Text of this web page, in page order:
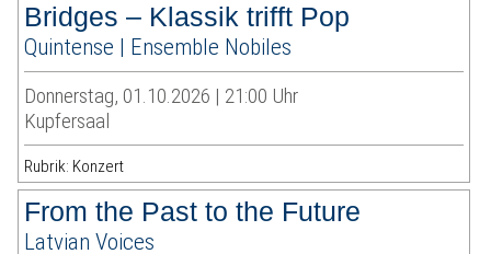
Bridges – Klassik trifft Pop
Quintense | Ensemble Nobiles
Donnerstag, 01.10.2026 | 21:00 Uhr
Kupfersaal
Rubrik: Konzert
From the Past to the Future
Latvian Voices